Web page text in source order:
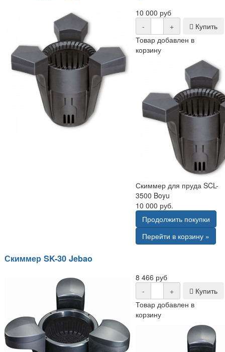
10 000 руб
-
+
Купить
Товар добавлен в
корзину
Скиммер для пруда SCL-
3500 Boyu
10 000 руб.
Продолжить покупки
Перейти в корзину »
Скиммер SK-30 Jebao
8 466 руб
-
+
Купить
Товар добавлен в
корзину